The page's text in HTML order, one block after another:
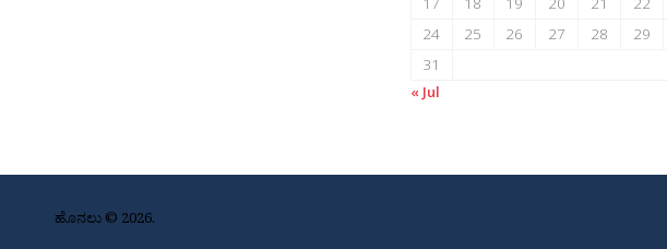
24
25 26 27 28 29
31
« Jul
ಹೊನಲು © 2026.